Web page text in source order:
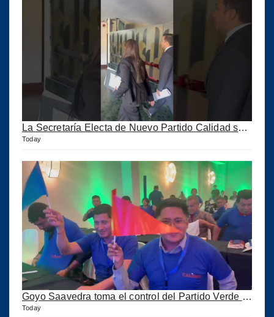
La Secretaría Electa de Nuevo Partido Calidad sale huyendo de la Prensa
Today
Goyo Saavedra toma el control del Partido Verde y ahora se llama CALIDAD pero corre peligro
Today